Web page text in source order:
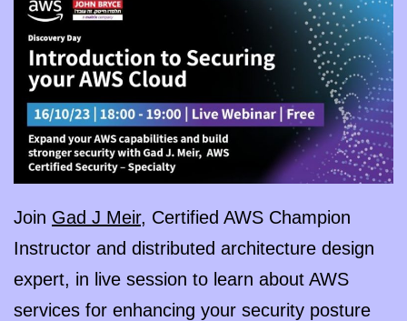
Join Gad J Meir, Certified AWS Champion
Instructor and distributed architecture design
expert, in live session to learn about AWS
services for enhancing your security posture